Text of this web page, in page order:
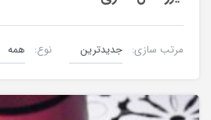
مرتب سازی: نوع: